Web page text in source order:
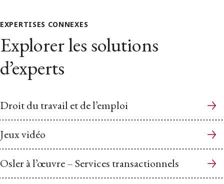
EXPERTISES CONNEXES
Explorer les solutions
d’experts
Droit du travail et de l’emploi
Jeux vidéo
Osler à l’œuvre – Services transactionnels